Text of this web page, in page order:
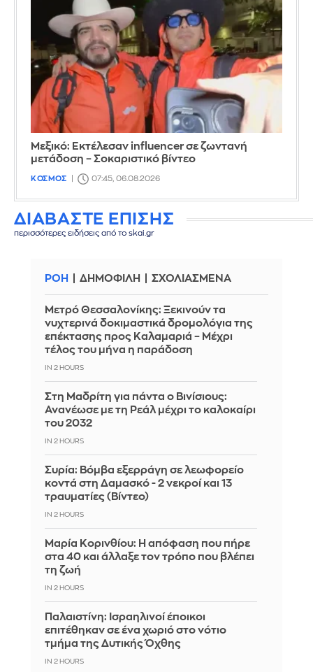
Μεξικό: Εκτέλεσαν influencer σε ζωντανή
μετάδοση – Σοκαριστικό βίντεο
ΚΟΣΜΟΣ 07:45, 06.08.2026
ΔΙΑΒΑΣΤΕ ΕΠΙΣΗΣ
περισσότερες ειδήσεις από το skai.gr
ΡΟΗ ΔΗΜΟΦΙΛΗ ΣΧΟΛΙΑΣΜΕΝΑ
Μετρό Θεσσαλονίκης: Ξεκινούν τα
νυχτερινά δοκιμαστικά δρομολόγια της
επέκτασης προς Καλαμαριά – Μέχρι
τέλος του μήνα η παράδοση
IN 2 HOURS
Στη Μαδρίτη για πάντα ο Βινίσιους:
Ανανέωσε με τη Ρεάλ μέχρι το καλοκαίρι
του 2032
IN 2 HOURS
Συρία: Βόμβα εξερράγη σε λεωφορείο
κοντά στη Δαμασκό - 2 νεκροί και 13
τραυματίες (Βίντεο)
IN 2 HOURS
Μαρία Κορινθίου: Η απόφαση που πήρε
στα 40 και άλλαξε τον τρόπο που βλέπει
τη ζωή
IN 2 HOURS
Παλαιστίνη: Ισραηλινοί έποικοι
επιτέθηκαν σε ένα χωριό στο νότιο
τμήμα της Δυτικής Όχθης
IN 2 HOURS